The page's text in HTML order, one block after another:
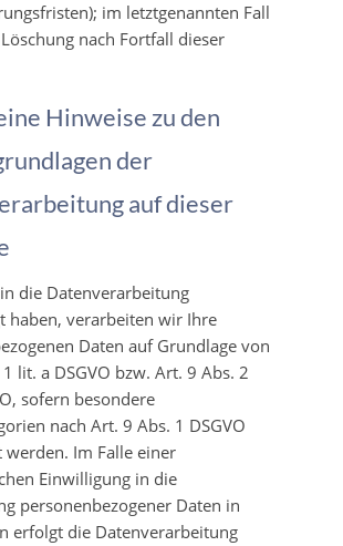
im letztgenannten Fall
nach Fortfall dieser
Hinweise zu den
der
auf dieser
die Datenverarbeitung
haben, verarbeiten wir Ihre
Daten auf Grundlage von
lit. a DSGVO bzw. Art. 9 Abs. 2
sofern besondere
nach Art. 9 Abs. 1 DSGVO
Im Falle einer
Einwilligung in die
personenbezogener Daten in
erfolgt die Datenverarbeitung